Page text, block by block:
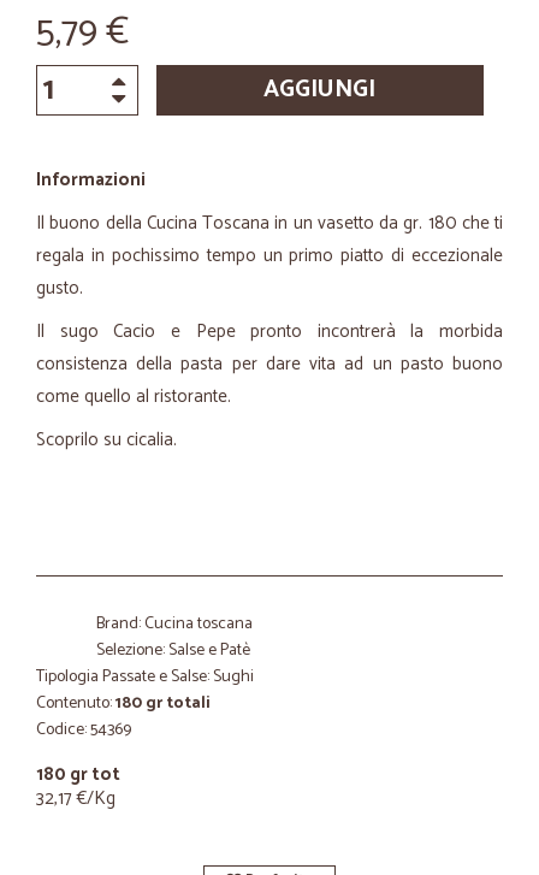
5,79 €
AGGIUNGI
Informazioni
Il buono della Cucina Toscana in un vasetto da gr. 180 che ti
regala in pochissimo tempo un primo piatto di eccezionale
gusto.
Il sugo Cacio e Pepe pronto incontrerà la morbida
consistenza della pasta per dare vita ad un pasto buono
come quello al ristorante.
Scoprilo su cicalia.
Brand: Cucina toscana
Selezione: Salse e Patè
Tipologia Passate e Salse: Sughi
Contenuto:180 gr totali
Codice: 54369
180 gr tot
32,17 €/Kg